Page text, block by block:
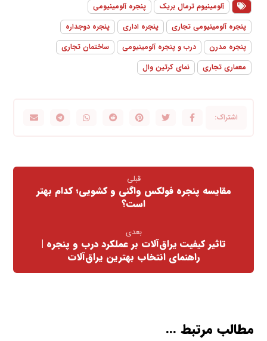
آلومینیوم ترمال بریک
پنجره آلومینیومی
پنجره آلومینیومی تجاری
پنجره اداری
پنجره دوجداره
پنجره مدرن
درب و پنجره آلومینیومی
ساختمان تجاری
معماری تجاری
نمای کرتین وال
قبلی
مقایسه پنجره فولکس واگنی و کشویی؛ کدام بهتر
است؟
بعدی
تاثیر کیفیت یراق‌آلات بر عملکرد درب و پنجره |
راهنمای انتخاب بهترین یراق‌آلات
مطالب مرتبط ...